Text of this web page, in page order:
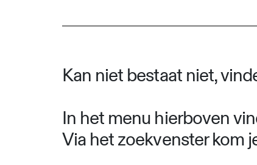
Kan niet bestaat niet,
In het menu hierboven
Via het zoekvenster kom